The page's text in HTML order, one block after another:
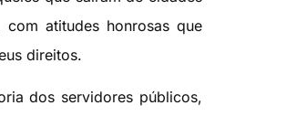
atitudes honrosas que
direitos.
dos servidores públicos,